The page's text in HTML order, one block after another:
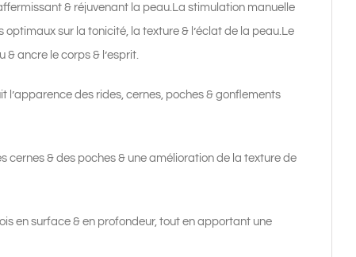
& réjuvenant la peau.La stimulation manuelle
sur la tonicité, la texture & l’éclat de la peau.Le
ancre le corps & l’esprit.
l’apparence des rides, cernes, poches & gonflements
cernes & des poches & une amélioration de la texture de
en surface & en profondeur, tout en apportant une